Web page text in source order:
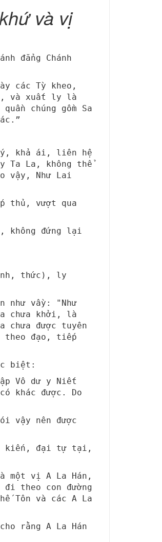
và vị
đẳng Chánh
các Tỳ kheo,
và xuất ly là
chúng gồm Sa
ý, khả ái, liên hệ
Ta La, không thể
vậy, Như Lai
thủ, vượt qua
không đứng lại
thức), ly
như vầy: "Như
chưa khởi, là
chưa được tuyên
theo đạo, tiếp
biệt:
Vô dư y Niết
khác được. Do
vậy nên được
kiến, đại tự tại,
một vị A La Hán,
theo con đường
Tôn và các A La
rằng A La Hán